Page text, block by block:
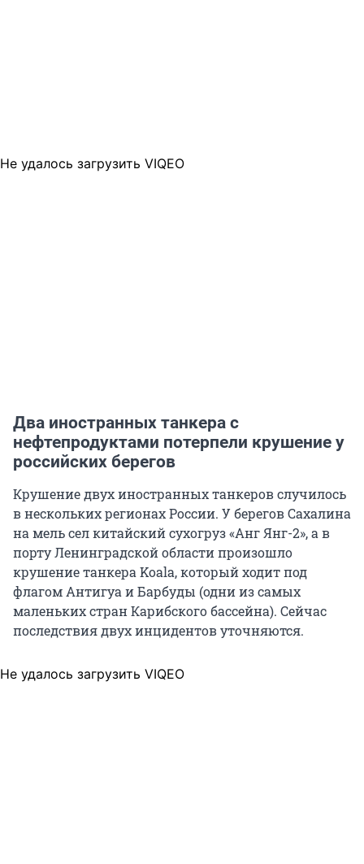
Не удалось загрузить VIQEO
Два иностранных танкера с
нефтепродуктами потерпели крушение у
российских берегов
Крушение двух иностранных танкеров случилось
в нескольких регионах России. У берегов Сахалина
на мель сел китайский сухогруз «Анг Янг-2», а в
порту Ленинградской области произошло
крушение танкера Koala, который ходит под
флагом Антигуа и Барбуды (одни из самых
маленьких стран Карибского бассейна). Сейчас
последствия двух инцидентов уточняются.
Не удалось загрузить VIQEO